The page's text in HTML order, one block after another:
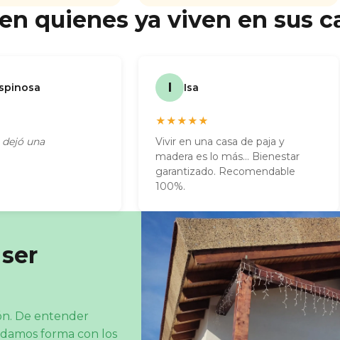
quienes ya viven en sus
una
I Isa
★★★★★
Vivir en una casa de paja y
madera es lo más... Bienestar
garantizado. Recomendable
100%.
De entender
forma con los